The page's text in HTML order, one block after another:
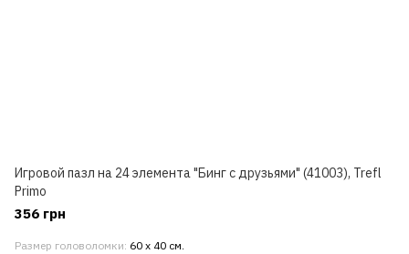
Игровой пазл на 24 элемента "Бинг с друзьями" (41003), Trefl
Primo
356 грн
Размер головоломки 60 х 40 см.